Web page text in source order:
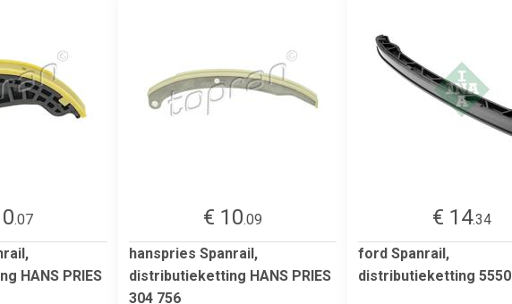
.07
HANS PRIES
€ 10.09
hanspries Spanrail,
distributieketting HANS PRIES
304 756
€ 14.34
ford Spanrail,
distributieketting